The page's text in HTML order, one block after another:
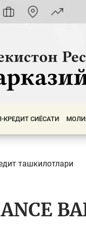
КРЕДИТ СИЁСАТИ
ташкилотлари